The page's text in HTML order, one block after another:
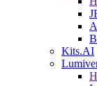
Kits.AI